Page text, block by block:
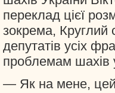
переклад цієї
зокрема, Круглий
депутатів усіх
проблемам шахів
— Як на мене, цей